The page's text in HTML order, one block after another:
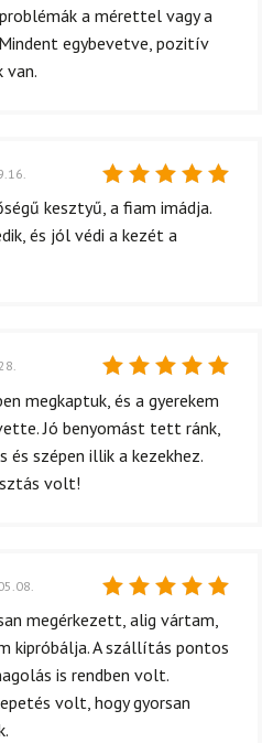
a mérettel vagy a
egybevetve, pozitív
van.
Értékelés:
5
kesztyű, a fiam imádja.
és jól védi a kezét a
Értékelés:
5
/ 5
megkaptuk, és a gyerekem
Jó benyomást tett ránk,
és szépen illik a kezekhez.
volt!
Értékelés:
/ 5
megérkezett, alig vártam,
kipróbálja. A szállítás pontos
is rendben volt.
volt, hogy gyorsan